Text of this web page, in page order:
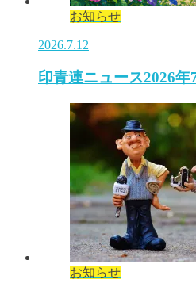
お知らせ
2026.7.12
印青連ニュース2026年
お知らせ